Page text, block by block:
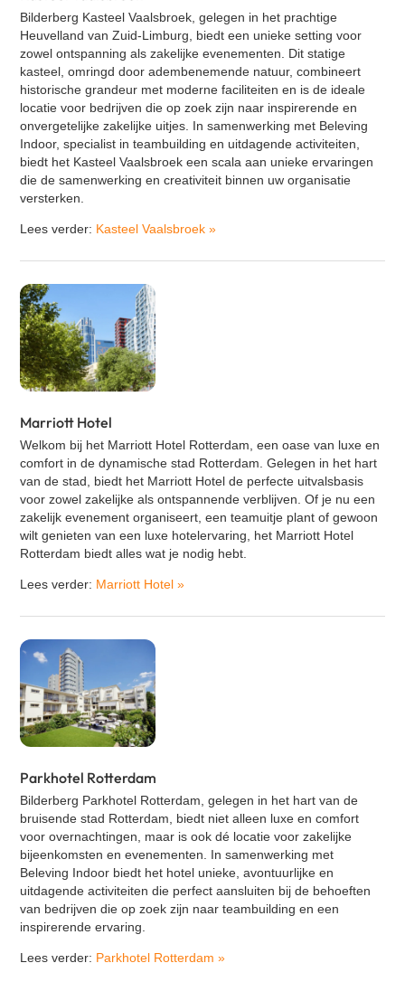
Bilderberg Kasteel Vaalsbroek, gelegen in het prachtige
Heuvelland van Zuid-Limburg, biedt een unieke setting voor
zowel ontspanning als zakelijke evenementen. Dit statige
kasteel, omringd door adembenemende natuur, combineert
historische grandeur met moderne faciliteiten en is de ideale
locatie voor bedrijven die op zoek zijn naar inspirerende en
onvergetelijke zakelijke uitjes. In samenwerking met Beleving
Indoor, specialist in teambuilding en uitdagende activiteiten,
biedt het Kasteel Vaalsbroek een scala aan unieke ervaringen
die de samenwerking en creativiteit binnen uw organisatie
versterken.
Lees verder: Kasteel Vaalsbroek »
Marriott Hotel
Welkom bij het Marriott Hotel Rotterdam , een oase van luxe en
comfort in de dynamische stad Rotterdam. Gelegen in het hart
van de stad, biedt het Marriott Hotel de perfecte uitvalsbasis
voor zowel zakelijke als ontspannende verblijven. Of je nu een
zakelijk evenement organiseert, een teamuitje plant of gewoon
wilt genieten van een luxe hotelervaring, het Marriott Hotel
Rotterdam biedt alles wat je nodig hebt.
Lees verder: Marriott Hotel »
Parkhotel Rotterdam
Bilderberg Parkhotel Rotterdam, gelegen in het hart van de
bruisende stad Rotterdam, biedt niet alleen luxe en comfort
voor overnachtingen, maar is ook dé locatie voor zakelijke
bijeenkomsten en evenementen. In samenwerking met
Beleving Indoor biedt het hotel unieke, avontuurlijke en
uitdagende activiteiten die perfect aansluiten bij de behoeften
van bedrijven die op zoek zijn naar teambuilding en een
inspirerende ervaring.
Lees verder: Parkhotel Rotterdam »